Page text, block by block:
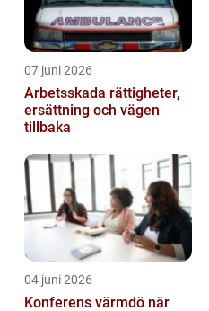
07 juni 2026
Arbetsskada rättigheter,
ersättning och vägen
tillbaka
04 juni 2026
Konferens värmdö när